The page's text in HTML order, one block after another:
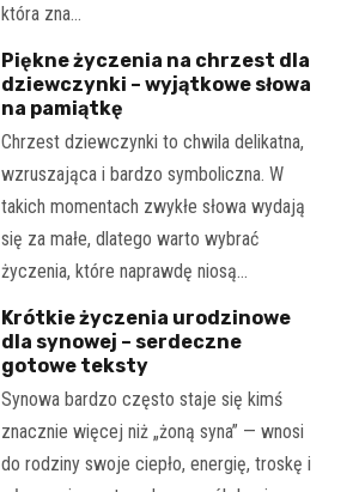
która zna…
Piękne życzenia na chrzest dla
dziewczynki – wyjątkowe słowa
na pamiątkę
Chrzest dziewczynki to chwila delikatna,
wzruszająca i bardzo symboliczna. W
takich momentach zwykłe słowa wydają
się za małe, dlatego warto wybrać
życzenia, które naprawdę niosą…
Krótkie życzenia urodzinowe
dla synowej – serdeczne
gotowe teksty
Synowa bardzo często staje się kimś
znacznie więcej niż „żoną syna” — wnosi
do rodziny swoje ciepło, energię, troskę i